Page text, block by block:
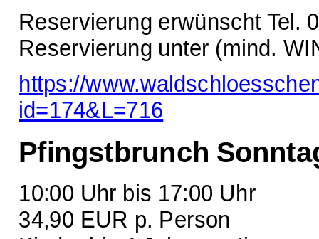
Reservierung erwünscht Tel.
Reservierung unter (mind.
https://
id=174&L=716
Pfingstbrunch
10:00 Uhr bis 17:00 Uhr
34,90 EUR p. Person